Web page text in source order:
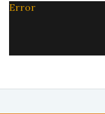
Error